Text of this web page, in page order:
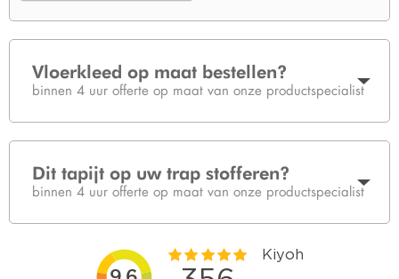
Vloerkleed op maat bestellen?
binnen 4 uur offerte op maat van onze productspecialist
Dit tapijt op uw trap stofferen?
binnen 4 uur offerte op maat van onze productspecialist